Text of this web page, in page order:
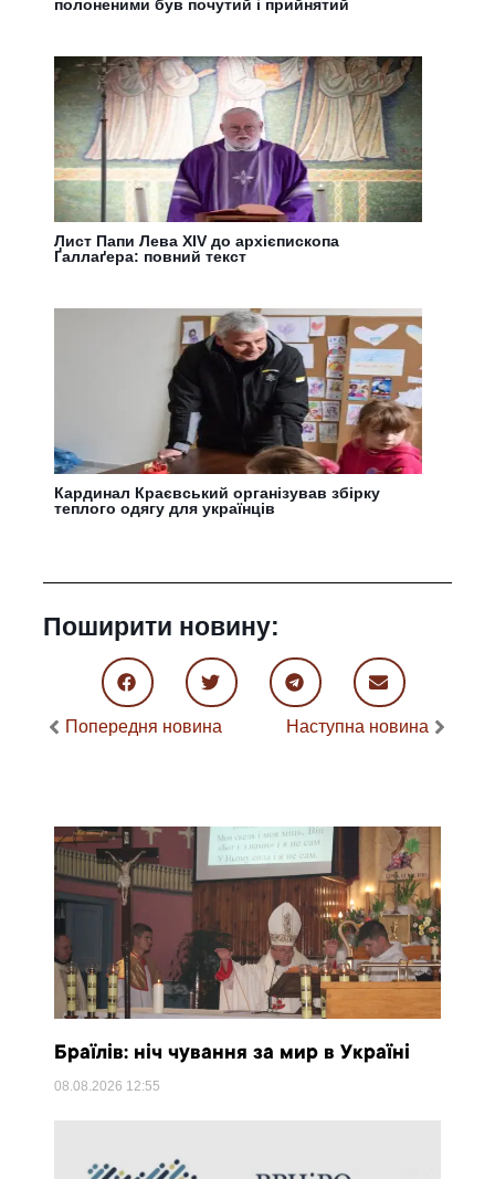
полоненими був почутий і прийнятий
Лист Папи Лева XIV до архієпископа
Ґаллаґера: повний текст
Кардинал Краєвський організував збірку
теплого одягу для українців
Поширити новину:
Попередня новина Наступна новина
Браїлів: ніч чування за мир в Україні
08.08.2026 12:55